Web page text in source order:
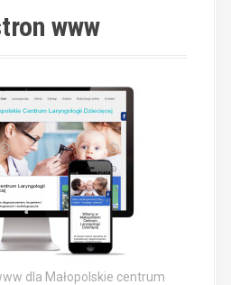
www
dla Małopolskie centrum